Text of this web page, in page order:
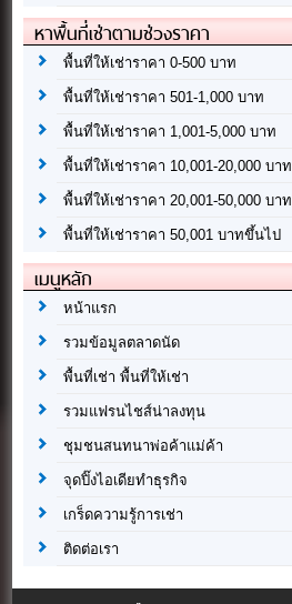
หาพื้นที่เช่าตามช่วงราคา
พื้นที่ให้เช่าราคา 0-500 บาท
พื้นที่ให้เช่าราคา 501-1,000 บาท
พื้นที่ให้เช่าราคา 1,001-5,000 บาท
พื้นที่ให้เช่าราคา 10,001-20,000 บาท
พื้นที่ให้เช่าราคา 20,001-50,000 บาท
พื้นที่ให้เช่าราคา 50,001 บาทขึ้นไป
เมนูหลัก
หน้าแรก
รวมข้อมูลตลาดนัด
พื้นที่เช่า พื้นที่ให้เช่า
รวมแฟรนไชส์น่าลงทุน
ชุมชนสนทนาพ่อค้าแม่ค้า
จุดปิ๊งไอเดียทำธุรกิจ
เกร็ดความรู้การเช่า
ติดต่อเรา